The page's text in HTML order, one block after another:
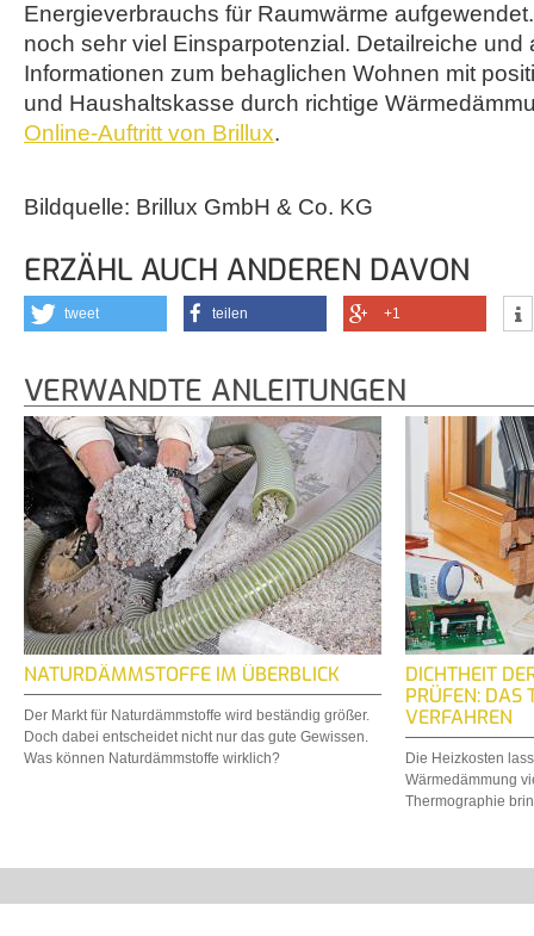
Energieverbrauchs für Raumwärme
noch sehr viel Einsparpotenzial. Detailreiche und
Informationen zum behaglichen Wohnen mit
und Haushaltskasse durch richtige
Online-Auftritt von Brillux.
Bildquelle: Brillux GmbH & Co. KG
ERZÄHL AUCH ANDEREN DAVON
tweet teilen +1
VERWANDTE ANLEITUNGEN
NATURDÄMMSTOFFE IM ÜBERBLICK
Der Markt für Naturdämmstoffe wird beständig größer.
Doch dabei entscheidet nicht nur das gute Gewissen.
Was können Naturdämmstoffe wirklich?
DICHTHEIT
PRÜFEN: DAS
VERFAHREN
Die Heizkosten
Wärmedämmung
Thermographie